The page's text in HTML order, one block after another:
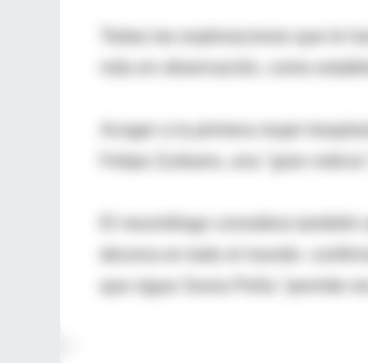
Todas las exploraciones que le
Acoger a la primera mujer
El neumólogo considera
decena en todo el mundo-
que sigue Sonia Peña "permite